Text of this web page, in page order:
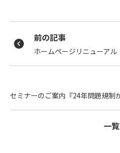
前の記事
ホームページリニューアル
一覧